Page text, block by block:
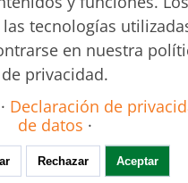
una palabra clave
control análisis
tecnologías
en nuestra
de privacidad.
· Declaración de
de datos ·
Rechazar Aceptar